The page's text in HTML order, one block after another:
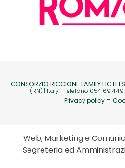
CONSORZIO RICCIONE FAMILY HOTELS
(RN) | Italy | Telefono 0541691449
Privacy policy-
Web, Marketing e
Segreteria ed